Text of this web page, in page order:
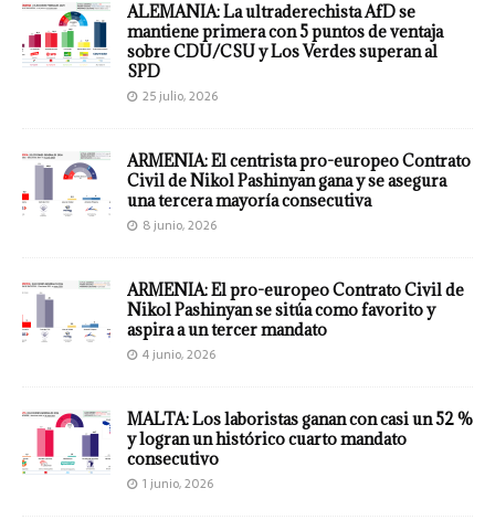
ALEMANIA: La ultraderechista AfD se
mantiene primera con 5 puntos de ventaja
sobre CDU/CSU y Los Verdes superan al
SPD
25 julio, 2026
ARMENIA: El centrista pro-europeo Contrato
Civil de Nikol Pashinyan gana y se asegura
una tercera mayoría consecutiva
8 junio, 2026
ARMENIA: El pro-europeo Contrato Civil de
Nikol Pashinyan se sitúa como favorito y
aspira a un tercer mandato
4 junio, 2026
MALTA: Los laboristas ganan con casi un 52 %
y logran un histórico cuarto mandato
consecutivo
1 junio, 2026